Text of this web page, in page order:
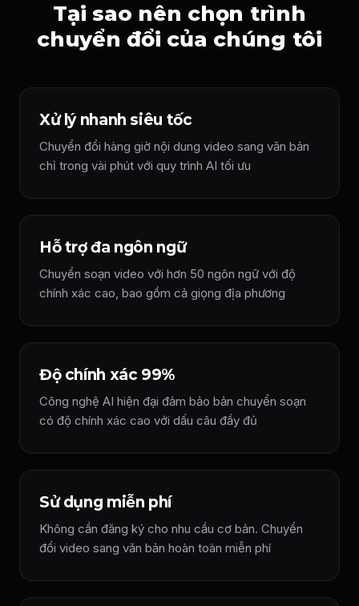
Tại sao nên chọn trình
chuyển đổi của chúng tôi
Xử lý nhanh siêu tốc
Chuyển đổi hàng giờ nội dung video sang văn bản
chỉ trong vài phút với quy trình AI tối ưu
Hỗ trợ đa ngôn ngữ
Chuyển soạn video với hơn 50 ngôn ngữ với độ
chính xác cao, bao gồm cả giọng địa phương
Độ chính xác 99%
Công nghệ AI hiện đại đảm bảo bản chuyển soạn
có độ chính xác cao với dấu câu đầy đủ
Sử dụng miễn phí
Không cần đăng ký cho nhu cầu cơ bản. Chuyển
đổi video sang văn bản hoàn toàn miễn phí